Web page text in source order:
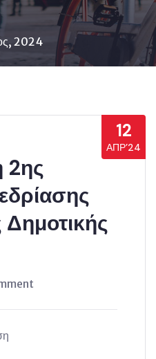
2024
12
ΑΠΡ’24
2ης